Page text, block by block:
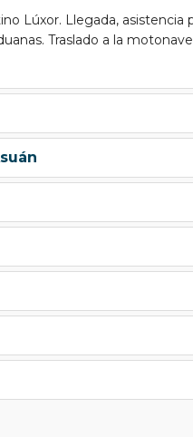
Lúxor. Llegada,
Traslado a la